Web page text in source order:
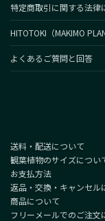
特定商取引に関する法律
HITOTOKI（MAKIMO
よくあるご質問と回答
送料・配送について
観葉植物のサイズについ
お支払方法
返品・交換・キャンセル
商品について
フリーメールでのご注文